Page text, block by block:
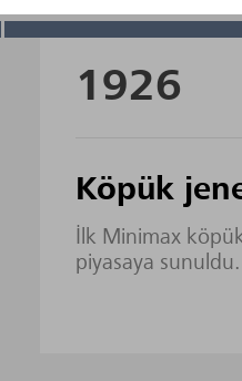
1926
Köpük
İlk Minimax
piyasaya sunuldu.